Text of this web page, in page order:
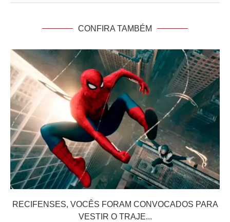
CONFIRA TAMBÉM
RECIFENSES, VOCÊS FORAM CONVOCADOS PARA
VESTIR O TRAJE...